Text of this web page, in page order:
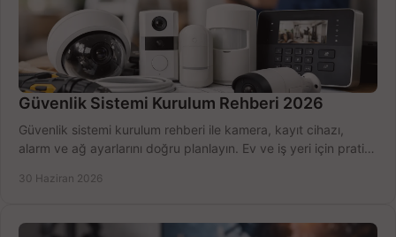
Güvenlik Sistemi Kurulum Rehberi 2026
Güvenlik sistemi kurulum rehberi ile kamera, kayıt cihazı,
alarm ve ağ ayarlarını doğru planlayın. Ev ve iş yeri için pratik
30 Haziran 2026